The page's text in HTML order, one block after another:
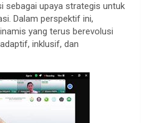
sebagai upaya strategis untuk
Dalam perspektif ini,
yang terus berevolusi
inklusif, dan